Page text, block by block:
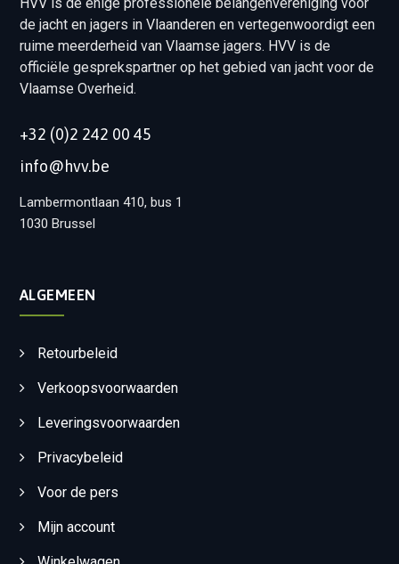
HVV is de enige professionele belangenvereniging voor
de jacht en jagers in Vlaanderen en vertegenwoordigt een
ruime meerderheid van Vlaamse jagers. HVV is de
officiële gesprekspartner op het gebied van jacht voor de
Vlaamse Overheid.
+32 (0)2 242 00 45
info@hvv.be
Lambermontlaan 410, bus 1
1030 Brussel
ALGEMEEN
Retourbeleid
Verkoopsvoorwaarden
Leveringsvoorwaarden
Privacybeleid
Voor de pers
Mijn account